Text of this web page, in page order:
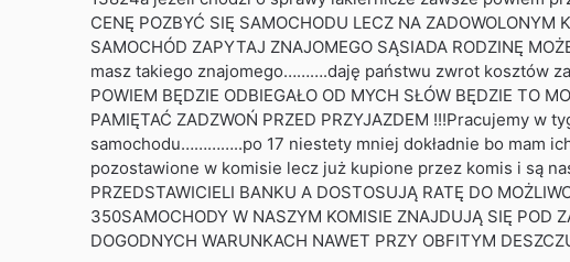
CENĘ POZBYĆ SIĘ SAMOCHODU LECZ NA
SAMOCHÓD ZAPYTAJ ZNAJOMEGO SĄSIADA RODZINĘ
masz takiego znajomego……….daję państwu zwrot kosztów za
POWIEM BĘDZIE ODBIEGAŁO OD MYCH SŁÓW BĘDZIE TO
PAMIĘTAĆ ZADZWOŃ PRZED PRZYJAZDEM !!!Pracujemy
samochodu…………..po 17 niestety mniej dokładnie bo mam
pozostawione w komisie lecz już kupione przez komis i są
PRZEDSTAWICIELI BANKU A DOSTOSUJĄ RATĘ DO
350SAMOCHODY W NASZYM KOMISIE ZNAJDUJĄ SIĘ POD
DOGODNYCH WARUNKACH NAWET PRZY OBFITYM